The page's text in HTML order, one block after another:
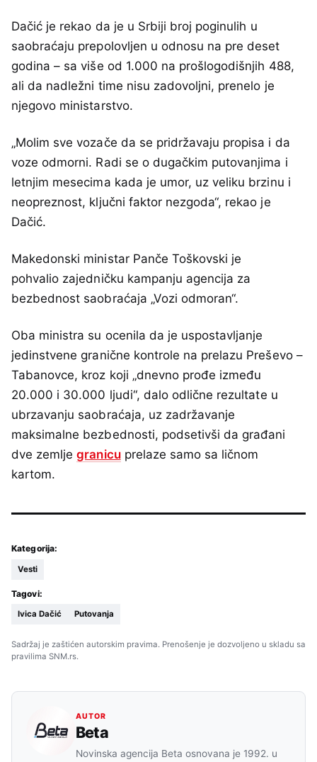
Dačić je rekao da je u Srbiji broj poginulih u
saobraćaju prepolovljen u odnosu na pre deset
godina – sa više od 1.000 na prošlogodišnjih 488,
ali da nadležni time nisu zadovoljni, prenelo je
njegovo ministarstvo.
„Molim sve vozače da se pridržavaju propisa i da
voze odmorni. Radi se o dugačkim putovanjima i
letnjim mesecima kada je umor, uz veliku brzinu i
neopreznost, ključni faktor nezgoda“, rekao je
Dačić.
Makedonski ministar Panče Toškovski je
pohvalio zajedničku kampanju agencija za
bezbednost saobraćaja „Vozi odmoran“.
Oba ministra su ocenila da je uspostavljanje
jedinstvene granične kontrole na prelazu Preševo –
Tabanovce, kroz koji „dnevno prođe između
20.000 i 30.000 ljudi“, dalo odlične rezultate u
ubrzavanju saobraćaja, uz zadržavanje
maksimalne bezbednosti, podsetivši da građani
dve zemljegranicuprelaze samo sa ličnom
kartom.
Kategorija:
Vesti
Tagovi:
Ivica Dačić Putovanja
Sadržaj je zaštićen autorskim pravima. Prenošenje je dozvoljeno u skladu sa
pravilima SNM.rs.
AUTOR
Beta
Novinska agencija Beta osnovana je 1992. u